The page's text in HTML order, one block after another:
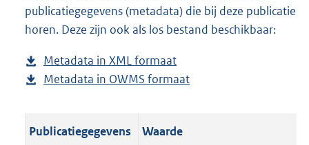
o
a
p
u
l
n
d
g
r
o
publicatiegegevens (metadata) die bij deze publicatie
horen. Deze zijn ook als los bestand beschikbaar:
Metadata in XML formaat
e
a
Metadata in OWMS formaat
Publicatiegegevens Waarde